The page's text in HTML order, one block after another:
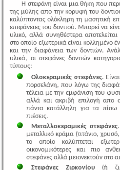
Η στεφάνη είναι μια θήκη που
της μύλης απο την κορυφή του
καλύπτοντας ολόκληρη τη μασητική
επιφάνειες του δοντιού. Μπορεί να
υλικό, αλλά συνηθέστερα
στο οποίο εξωτερικά είναι κολλημένο
και την διαφάνεια των δοντιών.
υλικά, οι στεφάνες δοντιών
τύπους:
Ολοκεραμικές στεφάνες.
πορσελάνη, που λόγω της
τέλεια με την εμφάνιση του
αλλά και ακριβή επιλογή απο
πάντα κατάλληλη για τα πίσω
πιέσεις.
Μεταλλοκεραμικές στεφάνες
μεταλλικό κράμα (τιτάνιο,
το οποίο καλύπτεται
οικονομικότερες και πιο
στεφάνες αλλά μειονεκτούν στο
Στεφάνες Ζιρκονίου (ή